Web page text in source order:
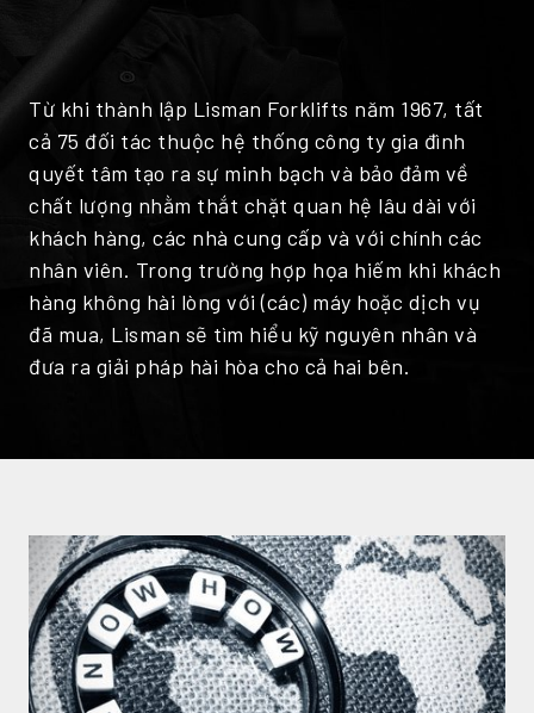
Từ khi thành lập Lisman Forklifts năm 1967, tất
cả 75 đối tác thuộc hệ thống công ty gia đình
quyết tâm tạo ra sự minh bạch và bảo đảm về
chất lượng nhằm thắt chặt quan hệ lâu dài với
khách hàng, các nhà cung cấp và với chính các
nhân viên. Trong trường hợp họa hiếm khi khách
hàng không hài lòng với (các) máy hoặc dịch vụ
đã mua, Lisman sẽ tìm hiểu kỹ nguyên nhân và
đưa ra giải pháp hài hòa cho cả hai bên.